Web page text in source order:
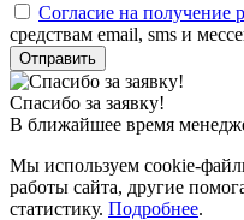
Согласие на получение
средствам email, sms и
Спасибо за заявку!
В ближайшее время
Мы используем cookie-
работы сайта, другие
статистику. Подробнее.